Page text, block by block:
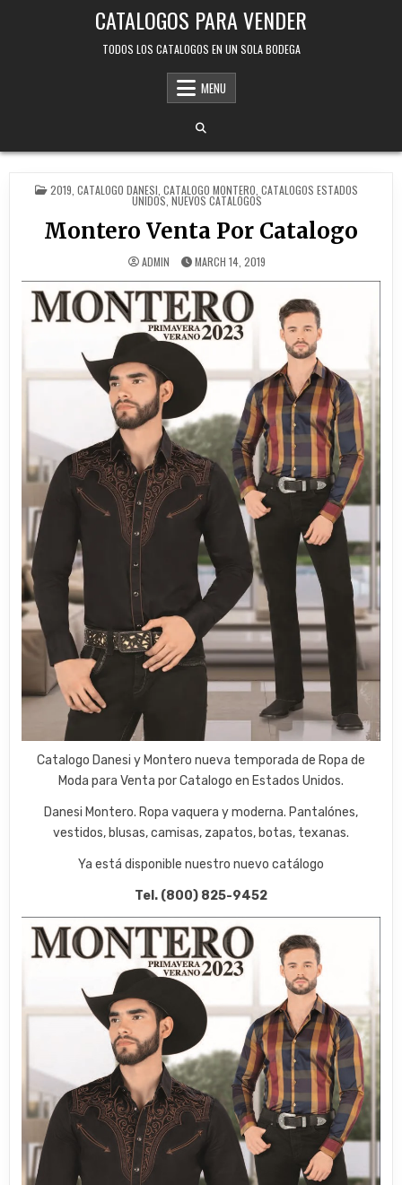
CATALOGOS PARA VENDER
TODOS LOS CATALOGOS EN UN SOLA BODEGA
MENU
POSTED
IN
2019 CATALOGO DANESI CATALOGO MONTERO CATALOGOS ESTADOS
UNIDOS NUEVOS CATALOGOS
Montero Venta Por Catalogo
ADMIN MARCH 14, 2019
Catalogo Danesi y Montero nueva temporada de Ropa de
Moda para Venta por Catalogo en Estados Unidos.
Danesi Montero. Ropa vaquera y moderna. Pantalónes,
vestidos, blusas, camisas, zapatos, botas, texanas.
Ya está disponible nuestro nuevo catálogo
Tel. (800) 825-9452